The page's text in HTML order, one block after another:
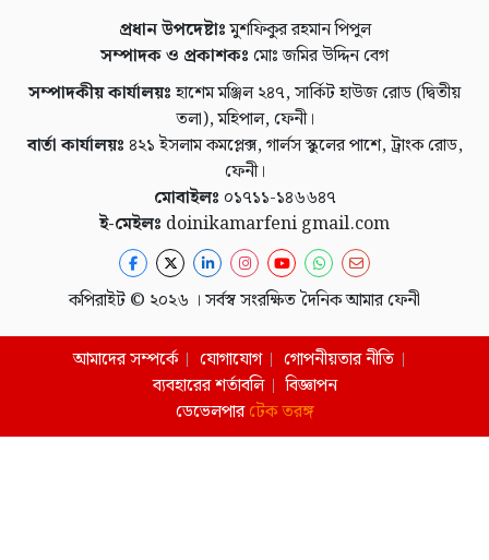
প্রধান উপদেষ্টাঃমুশফিকুর রহমান পিপুল
সম্পাদক ও প্রকাশকঃ মোঃ জমির উদ্দিন বেগ
সম্পাদকীয় কার্যালয়ঃহাশেম মঞ্জিল ২৪৭, সার্কিট হাউজ রোড (দ্বিতীয়
তলা), মহিপাল, ফেনী।
বার্তা কার্যালয়ঃ ৪২১ ইসলাম কমপ্লেক্স, গার্লস স্কুলের পাশে, ট্রাংক রোড,
ফেনী।
মোবাইলঃ ০১৭১১-১৪৬৬৪৭
ই-মেইলঃ doinikamarfeni gmail.com
কপিরাইট © ২০২৬ । সর্বস্ব সংরক্ষিত দৈনিক আমার ফেনী
আমাদের সম্পর্কে যোগাযোগ
গোপনীয়তার নীতি
ব্যবহারের শর্তাবলি
বিজ্ঞাপন
ডেভেলপারটেক তরঙ্গ